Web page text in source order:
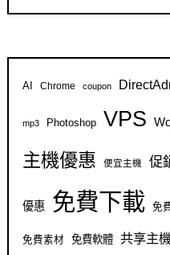
AI Chrome coupon
mp3 Photoshop VPS
主機優惠 便宜主機 促
優惠 免費下載 免
免費素材 免費軟體 共享主